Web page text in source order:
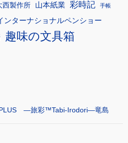
西製作所 山本紙業 彩時記 手帳
ンターナショナルペンショー
趣味の文具箱
PLUS ―旅彩™Tabi-Irodori―竜島